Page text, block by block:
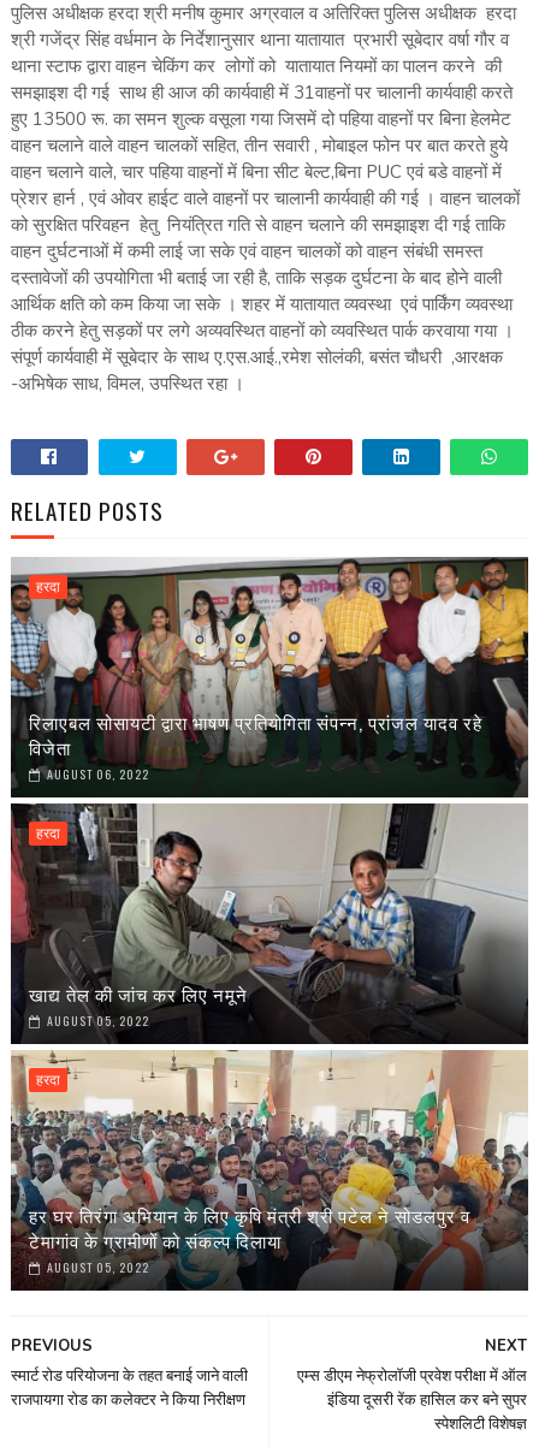
पुलिस अधीक्षक हरदा श्री मनीष कुमार अग्रवाल व अतिरिक्त पुलिस अधीक्षक हरदा
श्री गजेंद्र सिंह वर्धमान के निर्देशानुसार थाना यातायात प्रभारी सूबेदार वर्षा गौर व
थाना स्टाफ द्वारा वाहन चेकिंग कर लोगों को यातायात नियमों का पालन करने की
समझाइश दी गई साथ ही आज की कार्यवाही में 31वाहनों पर चालानी कार्यवाही करते
हुए 13500 रू. का समन शुल्क वसूला गया जिसमें दो पहिया वाहनों पर बिना हेलमेट
वाहन चलाने वाले वाहन चालकों सहित, तीन सवारी , मोबाइल फोन पर बात करते हुये
वाहन चलाने वाले, चार पहिया वाहनों में बिना सीट बेल्ट,बिना PUC एवं बडे वाहनों में
प्रेशर हार्न , एवं ओवर हाईट वाले वाहनों पर चालानी कार्यवाही की गई । वाहन चालकों
को सुरक्षित परिवहन हेतु नियंत्रित गति से वाहन चलाने की समझाइश दी गई ताकि
वाहन दुर्घटनाओं में कमी लाई जा सके एवं वाहन चालकों को वाहन संबंधी समस्त
दस्तावेजों की उपयोगिता भी बताई जा रही है, ताकि सड़क दुर्घटना के बाद होने वाली
आर्थिक क्षति को कम किया जा सके । शहर में यातायात व्यवस्था एवं पार्किंग व्यवस्था
ठीक करने हेतु सड़कों पर लगे अव्यवस्थित वाहनों को व्यवस्थित पार्क करवाया गया ।
संपूर्ण कार्यवाही में सूबेदार के साथ ए.एस.आई.,रमेश सोलंकी, बसंत चौधरी ,आरक्षक
-अभिषेक साध, विमल, उपस्थित रहा ।
RELATED POSTS
हरदा
रिलाएबल सोसायटी द्वारा भाषण प्रतियोगिता संपन्न, प्रांजल यादव रहे
विजेता
AUGUST 06, 2022
हरदा
खाद्य तेल की जांच कर लिए नमूने
AUGUST 05, 2022
हरदा
हर घर तिरंगा अभियान के लिए कृषि मंत्री श्री पटेल ने सोडलपुर व
टेमागांव के ग्रामीणों को संकल्प दिलाया
AUGUST 05, 2022
NEXT
एम्स डीएम नेफ्रोलॉजी प्रवेश परीक्षा में ऑल
इंडिया दूसरी रेंक हासिल कर बने सुपर
स्पेशलिटी विशेषज्ञ
PREVIOUS
स्मार्ट रोड परियोजना के तहत बनाई जाने वाली
राजपायगा रोड का कलेक्टर ने किया निरीक्षण